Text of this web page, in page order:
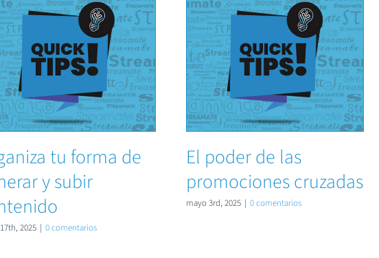
tu forma de
y subir
2025 | 0 comentarios
El poder de las
promociones cruzadas
mayo 3rd, 2025 | 0 comentarios